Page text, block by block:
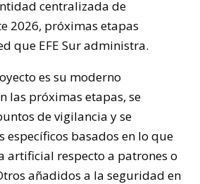
centralizada de
2026, próximas etapas
que EFE Sur administra.
es su moderno
las próximas etapas, se
de vigilancia y se
basados en lo que
artificial respecto a patrones o
añadidos a la seguridad en